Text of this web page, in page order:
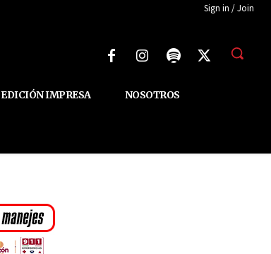
Sign in / Join
EDICIÓN IMPRESA NOSOTROS